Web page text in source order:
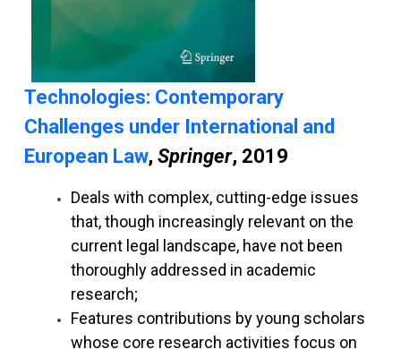
Technologies: Contemporary
Challenges under International and
European Law, Springer, 2019
Deals with complex, cutting-edge issues
that, though increasingly relevant on the
current legal landscape, have not been
thoroughly addressed in academic
research;
Features contributions by young scholars
whose core research activities focus on